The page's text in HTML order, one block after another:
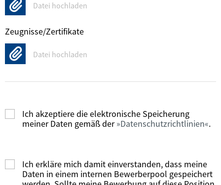
Datei hochladen
Zeugnisse/Zertifikate
Datei hochladen
Ich akzeptiere die elektronische Speicherung
meiner Daten gemäß der Datenschutzrichtlinien .
Ich erkläre mich damit einverstanden, dass meine
Daten in einem internen Bewerberpool gespeichert